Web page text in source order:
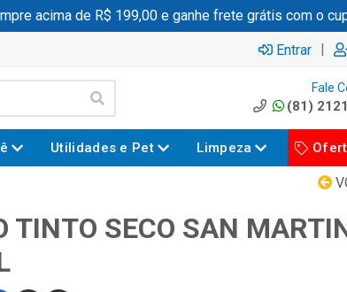
acima de R$ 199,00 e ganhe frete grátis com o
Entrar |
Fale
(81)
Utilidades e Pet Limpeza
TINTO SECO SAN